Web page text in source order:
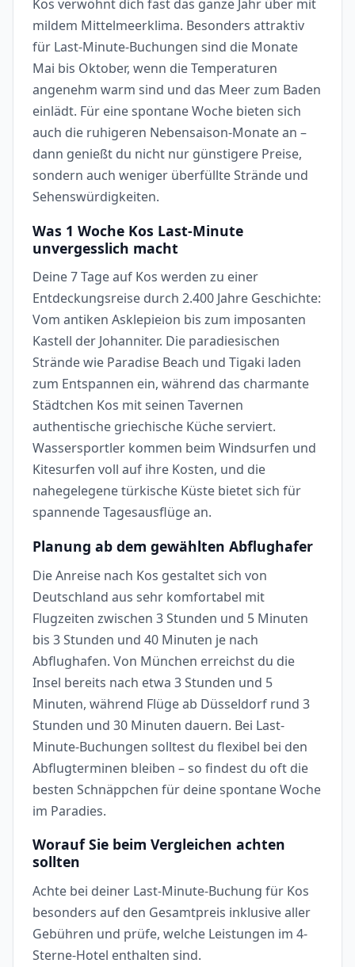
Kos verwöhnt dich fast das ganze Jahr über mit
mildem Mittelmeerklima. Besonders attraktiv
für Last-Minute-Buchungen sind die Monate
Mai bis Oktober, wenn die Temperaturen
angenehm warm sind und das Meer zum Baden
einlädt. Für eine spontane Woche bieten sich
auch die ruhigeren Nebensaison-Monate an –
dann genießt du nicht nur günstigere Preise,
sondern auch weniger überfüllte Strände und
Sehenswürdigkeiten.
Was 1 Woche Kos Last-Minute
unvergesslich macht
Deine 7 Tage auf Kos werden zu einer
Entdeckungsreise durch 2.400 Jahre Geschichte:
Vom antiken Asklepieion bis zum imposanten
Kastell der Johanniter. Die paradiesischen
Strände wie Paradise Beach und Tigaki laden
zum Entspannen ein, während das charmante
Städtchen Kos mit seinen Tavernen
authentische griechische Küche serviert.
Wassersportler kommen beim Windsurfen und
Kitesurfen voll auf ihre Kosten, und die
nahegelegene türkische Küste bietet sich für
spannende Tagesausflüge an.
Planung ab dem gewählten Abflughafer
Die Anreise nach Kos gestaltet sich von
Deutschland aus sehr komfortabel mit
Flugzeiten zwischen 3 Stunden und 5 Minuten
bis 3 Stunden und 40 Minuten je nach
Abflughafen. Von München erreichst du die
Insel bereits nach etwa 3 Stunden und 5
Minuten, während Flüge ab Düsseldorf rund 3
Stunden und 30 Minuten dauern. Bei Last-
Minute-Buchungen solltest du flexibel bei den
Abflugterminen bleiben – so findest du oft die
besten Schnäppchen für deine spontane Woche
im Paradies.
Worauf Sie beim Vergleichen achten
sollten
Achte bei deiner Last-Minute-Buchung für Kos
besonders auf den Gesamtpreis inklusive aller
Gebühren und prüfe, welche Leistungen im 4-
Sterne-Hotel enthalten sind.